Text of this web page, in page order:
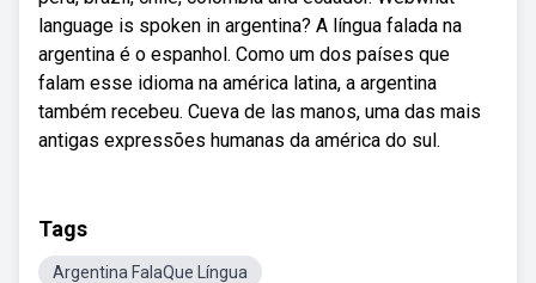
language is spoken in argentina? A língua falada na
argentina é o espanhol. Como um dos países que
falam esse idioma na américa latina, a argentina
também recebeu. Cueva de las manos, uma das mais
antigas expressões humanas da américa do sul.
Tags
Argentina FalaQue Língua